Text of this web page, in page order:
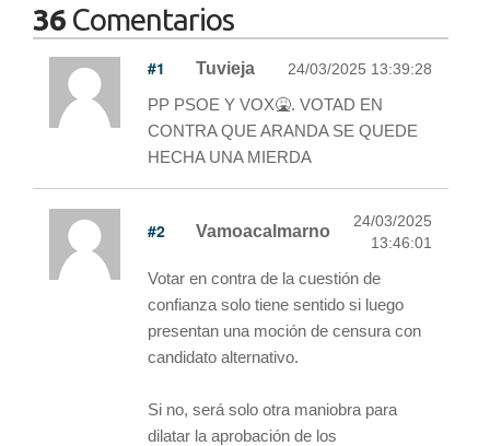
36 Comentarios
#1 Tuvieja 24/03/2025 13:39:28
PP PSOE Y VOX🤮. VOTAD EN
CONTRA QUE ARANDA SE QUEDE
HECHA UNA MIERDA
#2 Vamoacalmarno
24/03/2025
13:46:01
Votar en contra de la cuestión de
confianza solo tiene sentido si luego
presentan una moción de censura con
candidato alternativo.
Si no, será solo otra maniobra para
dilatar la aprobación de los